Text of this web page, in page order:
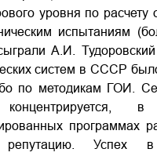
уровня по расчету
испытаниям
А.И.
систем в СССР
по методикам ГОИ.
концентрируется,
программах
репутацию. Успех